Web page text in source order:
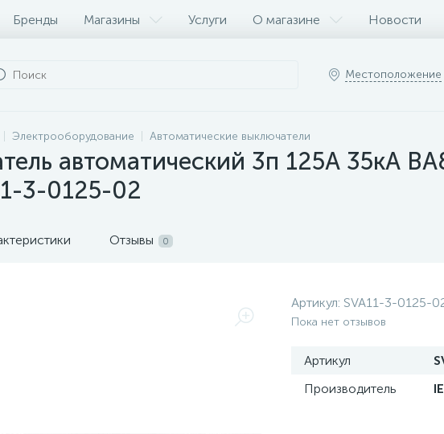
Бренды Магазины Услуги О магазине Новости
Местоположение
Электрооборудование Автоматические выключатели
автоматический 3п 125А 35кА
3-0125-02
Отзывы 0
Артикул: SVA11-3-0125-
Пока нет отзывов
Артикул
Производитель